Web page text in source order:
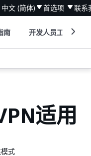
中文 (简体) 首选项 联系
南 开发人员工具
适用
式